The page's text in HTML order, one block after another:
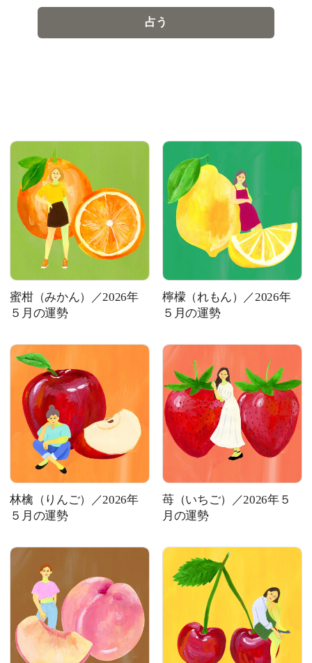
Log in or Sign up
FOLLOW US
MAGAZINE
SPUR 2026 JULY
2026年9月号
2026-07-23発売
最新号を試し読み
蜜柑（みかん）／2026年
５月の運勢
檸檬（れもん）／2026年
５月の運勢
林檎（りんご）／2026年
５月の運勢
苺（いちご）／2026年５
月の運勢